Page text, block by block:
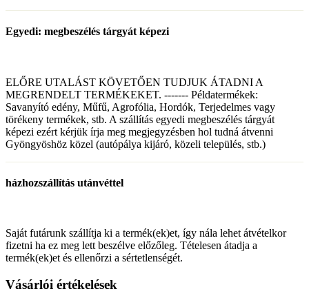
Egyedi: megbeszélés tárgyát képezi
ELŐRE UTALÁST KÖVETŐEN TUDJUK ÁTADNI A
MEGRENDELT TERMÉKEKET. ------- Példatermékek:
Savanyító edény, Műfű, Agrofólia, Hordók, Terjedelmes vagy
törékeny termékek, stb. A szállítás egyedi megbeszélés tárgyát
képezi ezért kérjük írja meg megjegyzésben hol tudná átvenni
Gyöngyöshöz közel (autópálya kijáró, közeli település, stb.)
házhozszállítás utánvéttel
Saját futárunk szállítja ki a termék(ek)et, így nála lehet átvételkor
fizetni ha ez meg lett beszélve előzőleg. Tételesen átadja a
termék(ek)et és ellenőrzi a sértetlenségét.
Vásárlói értékelések